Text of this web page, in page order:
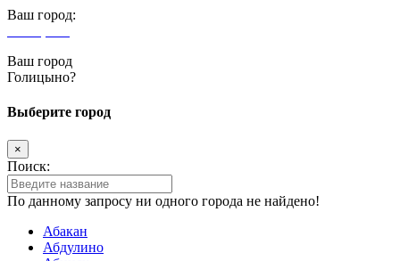
Ваш город:
Ваш город
Голицыно?
Выберите город
×
Поиск:
По данному запросу ни одного города не найдено!
Абакан
Абдулино